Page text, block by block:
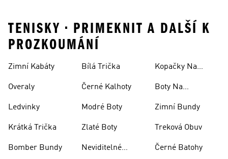
TENISKY • PRIMEKNIT A DALŠÍ K
PROZKOUMÁNÍ
Zimní Kabáty
Overaly
Ledvinky
Krátká Trička
Bomber Bundy
Bílá Trička
Černé Kalhoty
Modré Boty
Zlaté Boty
Neviditelné
Kopačky Na
Boty Na
Zimní Bundy
Treková Obuv
Černé Batohy